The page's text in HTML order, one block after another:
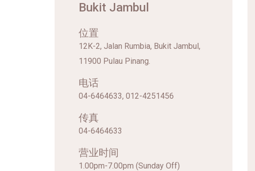
Bukit Jambul
位置
12K-2, Jalan Rumbia, Bukit Jambul,
11900 Pulau Pinang.
电话
04-6464633, 012-4251456
传真
04-6464633
营业时间
1.00pm-7.00pm (Sunday Off)